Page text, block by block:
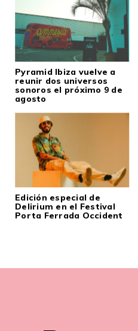
Pyramid Ibiza vuelve a
reunir dos universos
sonoros el próximo 9 de
agosto
Edición especial de
Delirium en el Festival
Porta Ferrada Occident